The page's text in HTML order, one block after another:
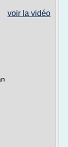
voir la vidéo